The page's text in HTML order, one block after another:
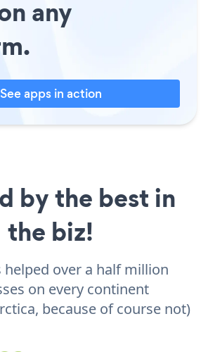
any
See apps in action
by the best in
the biz!
helped over a half million
on every continent
because of course not)